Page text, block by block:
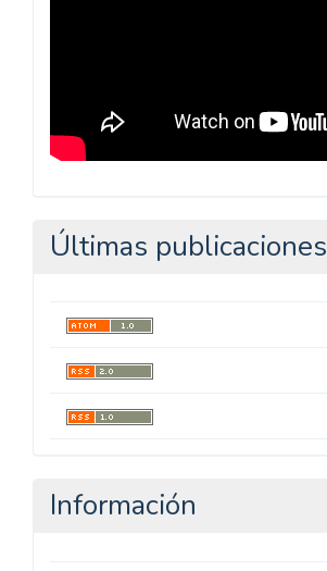
Últimas publicaciones
Información